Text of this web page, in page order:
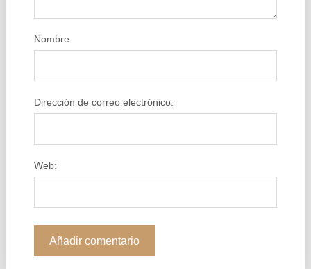
Nombre:
Dirección de correo electrónico:
Web: